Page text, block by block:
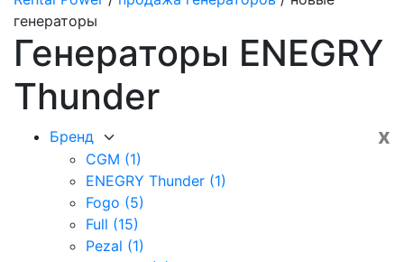
генераторы
Генераторы ENEGRY
Thunder
x
Бренд
CGM (1)
ENEGRY Thunder (1)
Fogo (5)
Full (15)
Pezal (1)